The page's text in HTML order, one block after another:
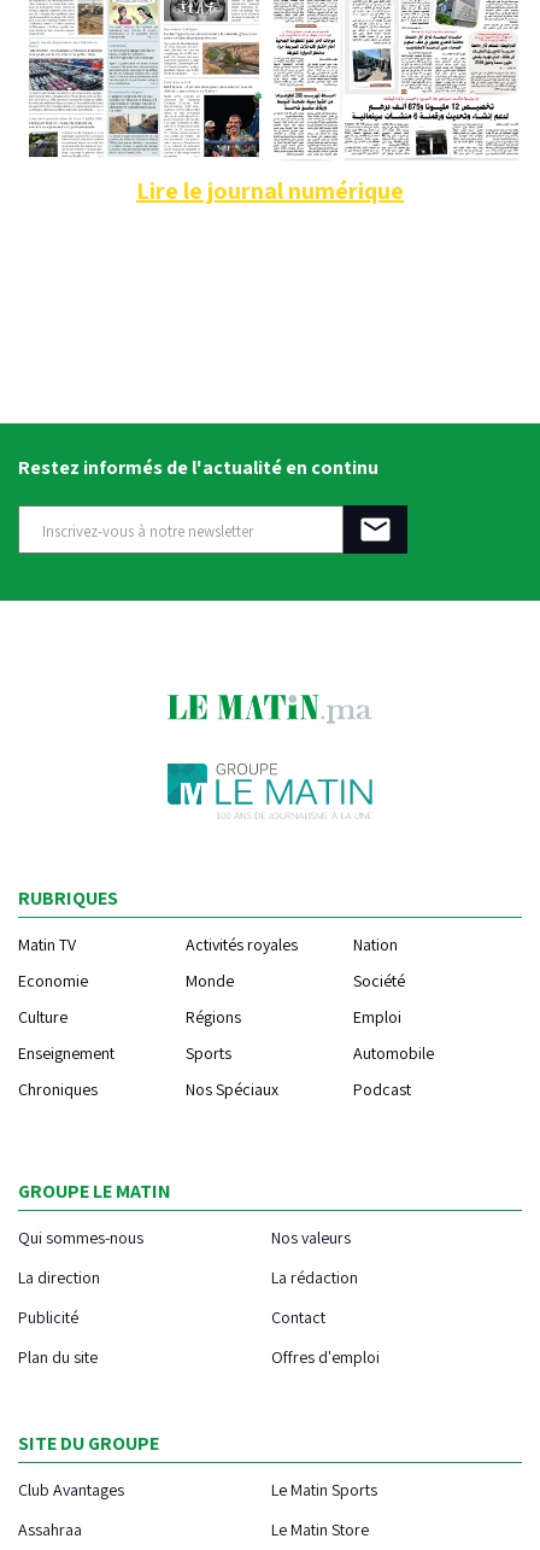
Lire le journal numérique
Restez informés de l'actualité en continu
RUBRIQUES
Matin TV Activités royales
Nation
Economie
Monde
Société
Culture
Régions
Emploi
Enseignement
Sports
Automobile
Chroniques
Nos Spéciaux Podcast
GROUPE LE MATIN
Qui sommes-nous
Nos valeurs
La direction
La rédaction
Publicité
Contact
Plan du site
Offres d'emploi
SITE DU GROUPE
Club Avantages
Le Matin Sports
Assahraa
Le Matin Store